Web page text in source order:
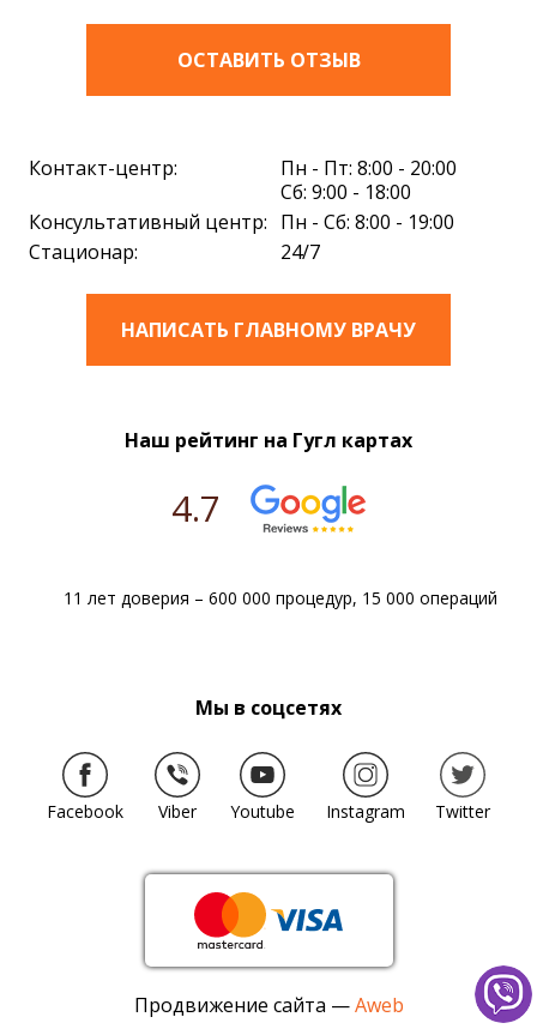
ОСТАВИТЬ ОТЗЫВ
Контакт-центр:
Пн - Пт: 8:00 - 20:00
Сб: 9:00 - 18:00
Консультативный центр: Пн - Сб: 8:00 - 19:00
Стационар:
24/7
НАПИСАТЬ ГЛАВНОМУ ВРАЧУ
Наш рейтинг на Гугл картах
4.7
11 лет доверия – 600 000 процедур, 15 000 операций
Мы в соцсетях
Facebook Viber Youtube Instagram Twitter
Продвижение сайта —Aweb